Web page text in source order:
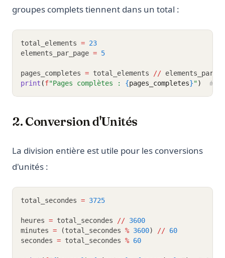
groupes complets tiennent dans un total :
total_elements = 23
elements_par_page = 5
pages_completes = total_elements //
print (f"Pages complètes : {pages_completes}") #
2. Conversion d'Unités
La division entière est utile pour les conversions
d'unités :
total_secondes = 3725
heures = total_secondes // 3600
minutes = (total_secondes % 3600) // 60
secondes = total_secondes % 60